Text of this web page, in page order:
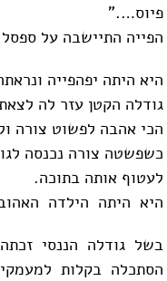
פיוס…."
הפייה התיישבה על
היא היתה יפהפייה
גודלה הקטן עזר לה
הכי אהבה לפשוט צורה
כשפשטה צורה נכנסה
לעטוף אותה בתוכה.
היא היתה הילדה
בשל גודלה הננסי
הסתכלה בקלות